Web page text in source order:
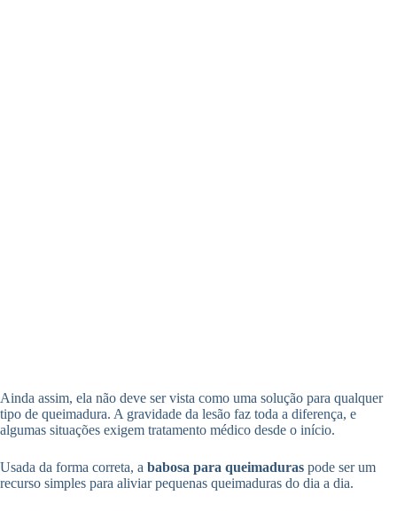
Ainda assim, ela não deve ser vista como uma solução para qualquer
tipo de queimadura. A gravidade da lesão faz toda a diferença, e
algumas situações exigem tratamento médico desde o início.
Usada da forma correta, a babosa para queimaduras pode ser um
recurso simples para aliviar pequenas queimaduras do dia a dia.